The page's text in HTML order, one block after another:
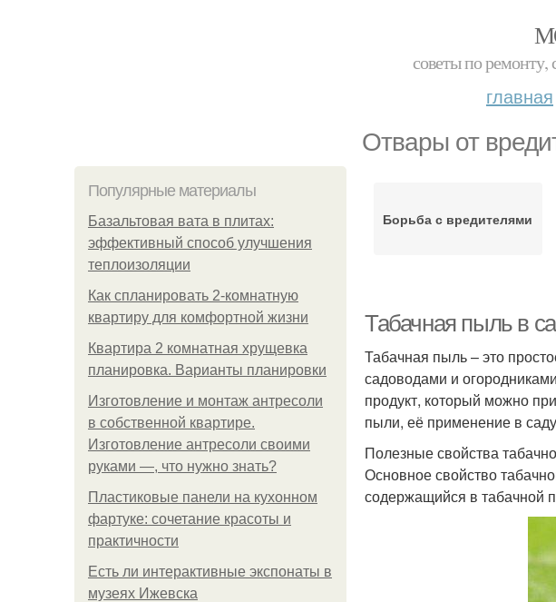
советы по ремонту,
главная
Отвары от
Популярные материалы
Базальтовая вата в плитах:
эффективный способ улучшения
теплоизоляции
Как спланировать 2-комнатную
квартиру для комфортной жизни
Квартира 2 комнатная хрущевка
планировка. Варианты планировки
Изготовление и монтаж антресоли
в собственной квартире.
Изготовление антресоли своими
руками —, что нужно знать?
Пластиковые панели на кухонном
фартуке: сочетание красоты и
практичности
Есть ли интерактивные экспонаты в
музеях Ижевска
Борьба с вредителями
Табачная пыль в
Табачная пыль – это
садоводами и
продукт, который можно
пыли, её применение в
Полезные свойства
Основное свойство
содержащийся в табачной